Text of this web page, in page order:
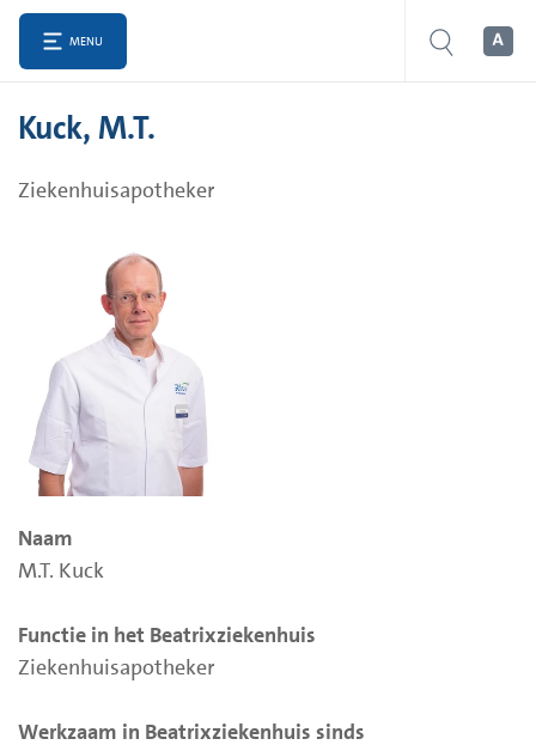
MENU
Kuck, M.T.
Ziekenhuisapotheker
Naam
M.T. Kuck
Functie in het Beatrixziekenhuis
Ziekenhuisapotheker
Werkzaam in Beatrixziekenhuis sinds